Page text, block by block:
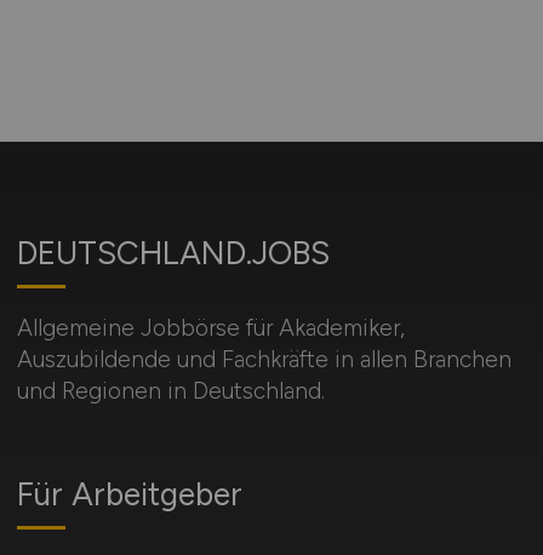
DEUTSCHLAND.JOBS
Allgemeine Jobbörse für Akademiker,
Auszubildende und Fachkräfte in allen Branchen
und Regionen in Deutschland.
Für Arbeitgeber